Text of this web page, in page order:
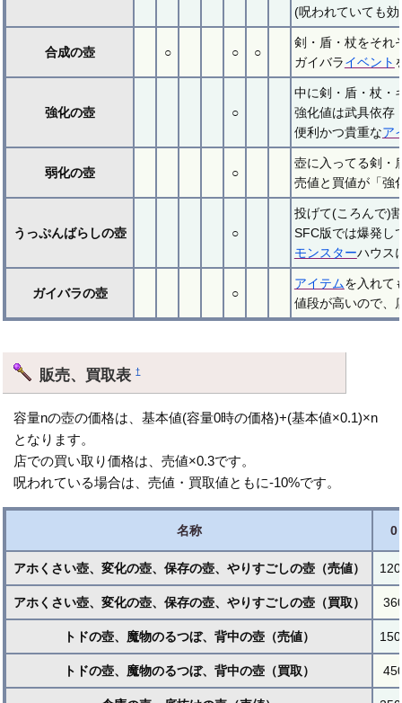
(呪われていても
合成の壺 ○ ○ ○
剣・盾・杖をそれ
ガイバライベント
強化の壺 ○
中に剣・盾・杖・
強化値は武具依存
便利かつ貴重なア
弱化の壺 ○
壺に入ってる剣・
売値と買値が「強
うっぷんばらしの壺 ○
投げて(ころんで)
SFC版では爆発し
モンスターハウス
ガイバラの壺 ○
アイテムを入れて
値段が高いので、
販売、買取表†
容量nの壺の価格は、基本値(容量0時の価格)+(基本値×0.1)×n
となります。
店での買い取り価格は、売値×0.3です。
呪われている場合は、売値・買取値ともに-10%です。
名称 0
アホくさい壺、変化の壺、保存の壺、やりすごしの壺（売値）
アホくさい壺、変化の壺、保存の壺、やりすごしの壺（買取）
トドの壺、魔物のるつぼ、背中の壺（売値）
トドの壺、魔物のるつぼ、背中の壺（買取）